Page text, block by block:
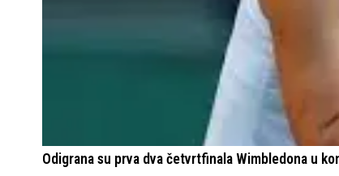
Odigrana su prva dva četvrtfinala Wimbledona u